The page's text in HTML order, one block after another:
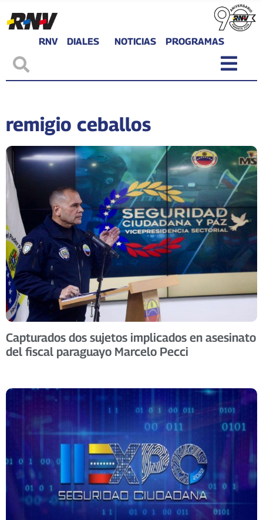
RNV DIALES NOTICIAS PROGRAMAS
remigio ceballos
Capturados dos sujetos implicados en asesinato
del fiscal paraguayo Marcelo Pecci